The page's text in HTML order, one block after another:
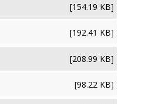
[154.19 KB]
[192.41 KB]
[208.99 KB]
[98.22 KB]